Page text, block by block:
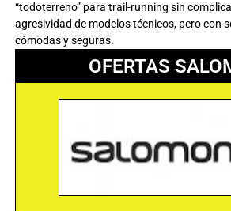
“todoterreno” para trail-running sin
agresividad de modelos técnicos, pero con
cómodas y seguras.
OFERTAS